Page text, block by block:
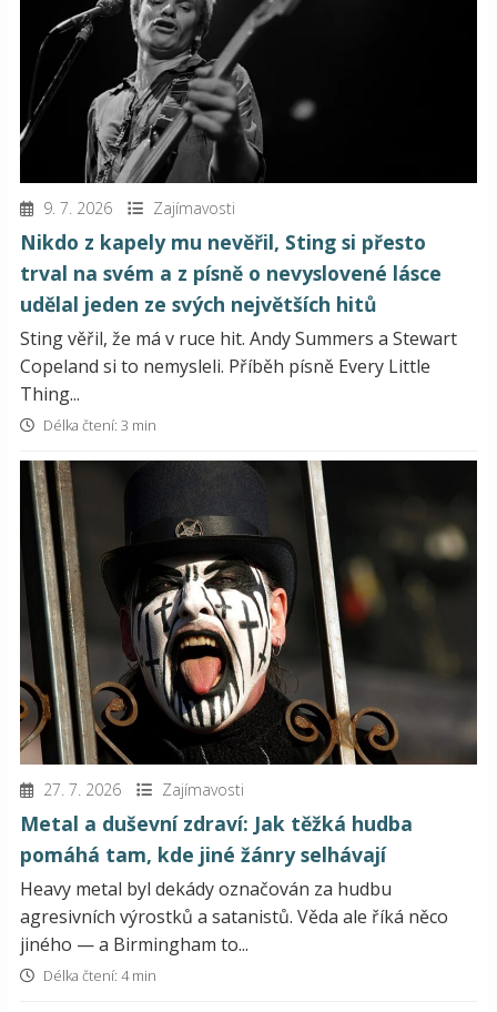
9. 7. 2026 Zajímavosti
Nikdo z kapely mu nevěřil, Sting si přesto
trval na svém a z písně o nevyslovené lásce
udělal jeden ze svých největších hitů
Sting věřil, že má v ruce hit. Andy Summers a Stewart
Copeland si to nemysleli. Příběh písně Every Little
Thing...
Délka čtení: 3 min
27. 7. 2026 Zajímavosti
Metal a duševní zdraví: Jak těžká hudba
pomáhá tam, kde jiné žánry selhávají
Heavy metal byl dekády označován za hudbu
agresivních výrostků a satanistů. Věda ale říká něco
jiného — a Birmingham to...
Délka čtení: 4 min